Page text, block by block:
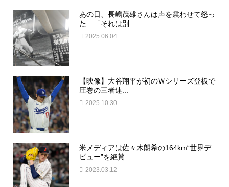
あの日、長嶋茂雄さんは声を震わせて怒っ
た…「それは別...
2025.06.04
【映像】大谷翔平が初のＷシリーズ登板で
圧巻の三者連...
2025.10.30
米メディアは佐々木朗希の164km“世界デ
ビュー”を絶賛…...
2023.03.12